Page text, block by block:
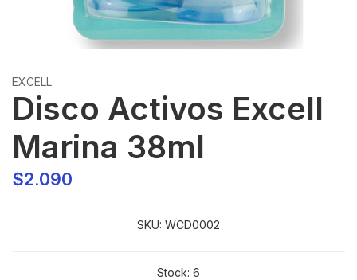
EXCELL
Disco Activos Excell
Marina 38ml
$2.090
SKU: WCD0002
Stock: 6